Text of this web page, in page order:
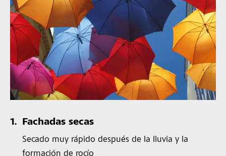
1. Fachadas secas
Secado muy rápido después de la lluvia y la
formación de rocío